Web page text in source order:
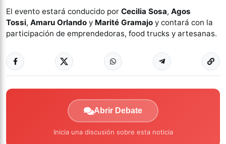
El evento estará conducido por Cecilia Sosa, Agos
Tossi, Amaru Orlando y Marité Gramajo y contará con la
participación de emprendedoras, food trucks y artesanas.
Abrir Debate
Inicia una discusión sobre esta noticia